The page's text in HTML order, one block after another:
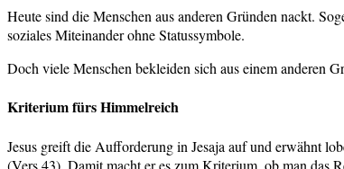
Heute sind die Menschen aus anderen Gründen nackt.
soziales Miteinander ohne Statussymbole.
Doch viele Menschen bekleiden sich aus einem anderen
Kriterium fürs Himmelreich
Jesus greift die Aufforderung in Jesaja auf und erwähnt
(Vers 43). Damit macht er es zum Kriterium, ob man das